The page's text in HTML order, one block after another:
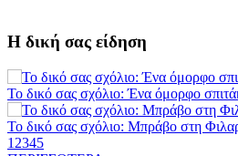
Στον τελικό του Πρωταθλήματος
Μαρτσούκος
Η Έρη Ρίτσου σχολιάζει τα…
Ο Ήλιος αποκαλύπτει τα μυστικά του:
φως άγνωστες «δίνες» στην επιφάνειά
Η δική σας είδηση
Το δικό σας σχόλιο: Ένα όμορφο
Το δικό σας σχόλιο: Μπράβο στη
1 2345